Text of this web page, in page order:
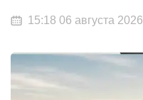
15:18 06 августа 2026